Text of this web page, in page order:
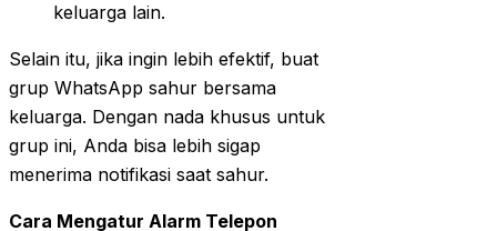
keluarga lain.
Selain itu, jika ingin lebih efektif, buat
grup WhatsApp sahur bersama
keluarga. Dengan nada khusus untuk
grup ini, Anda bisa lebih sigap
menerima notifikasi saat sahur.
Cara Mengatur Alarm Telepon